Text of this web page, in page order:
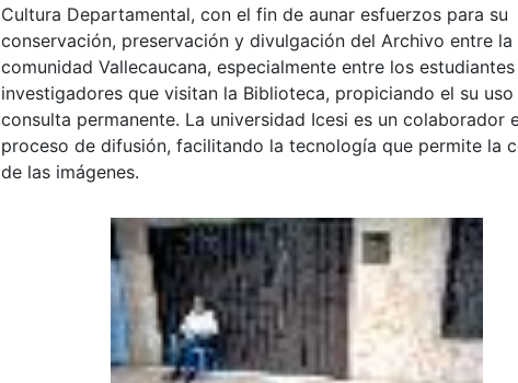
Cultura Departamental, con el fin de aunar esfuerzos para su
conservación, preservación y divulgación del Archivo entre la
comunidad Vallecaucana, especialmente entre los
investigadores que visitan la Biblioteca, propiciando el su uso
consulta permanente. La universidad Icesi es un colaborador
proceso de difusión, facilitando la tecnología que permite la
de las imágenes.